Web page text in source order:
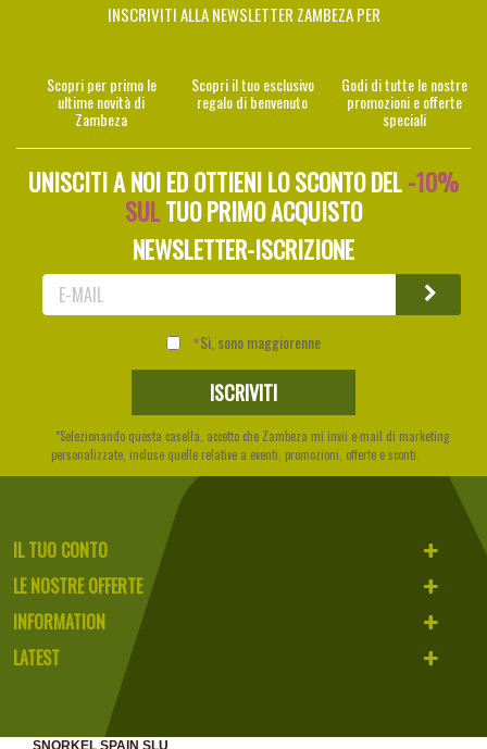
INSCRIVITI ALLA NEWSLETTER ZAMBEZA PER
Scopri per primo le
ultime novità di
Zambeza
Scopri il tuo esclusivo
regalo di benvenuto
Godi di tutte le nostre
promozioni e offerte
speciali
UNISCITI A NOI ED OTTIENI LO SCONTO DEL-10%
SULTUO PRIMO ACQUISTO
NEWSLETTER-ISCRIZIONE
Sì, sono maggiorenne
*Selezionando questa casella, accetto che Zambeza mi invii e-mail di marketing
personalizzate, incluse quelle relative a eventi, promozioni, offerte e sconti.
IL TUO CONTO
LE NOSTRE OFFERTE
INFORMATION
LATEST
SNORKEL SPAIN SLU